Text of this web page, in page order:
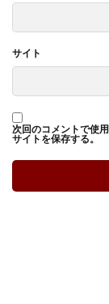
サイト
次回のコメントで使
サイトを保存する。